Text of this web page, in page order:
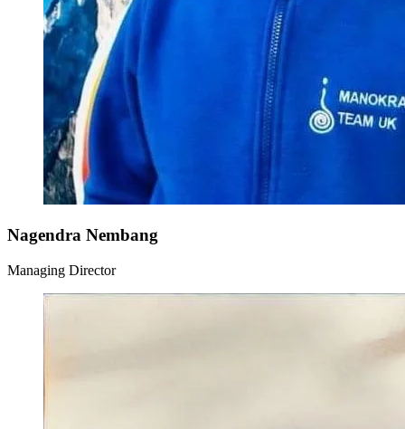
Nagendra Nembang
Managing Director